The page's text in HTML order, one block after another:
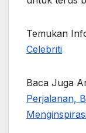
Temukan
Celebriti
Baca Juga
Perjalanan,